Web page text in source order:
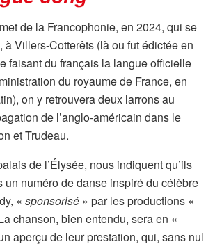
de la Francophonie, en 2024, qui se
à Villers-Cotterêts (là ou fut édictée en
faisant du français la langue officielle
du royaume de France, en
on y retrouvera deux larrons au
de l’anglo-américain dans le
et Trudeau.
de l’Élysée, nous indiquent qu’ils
un numéro de danse inspiré du célèbre
« sponsorisé » par les productions «
chanson, bien entendu, sera en «
aperçu de leur prestation, qui, sans nul